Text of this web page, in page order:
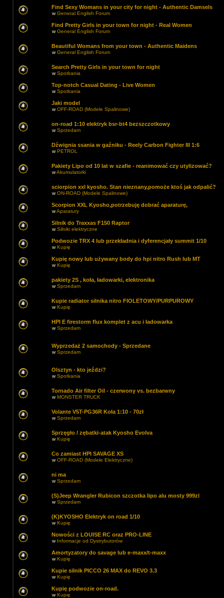
Find Sexy Womans in your city for night - Authentic Damsels
wGeneral English Forum
Find Pretty Girls in your town for night - Real Women
wGeneral English Forum
Beautiful Womans from your town - Authentic Maidens
wGeneral English Forum
Search Pretty Girls in your town for night
wSpotkania
Top-notch Сasual Dating - Live Women
wSpotkania
Jaki model
wOFF-ROAD (Modele Spalinowe)
on-road 1:10 elektryk bsr-bt4 bezszczotkowy
wSprzedam
Dźwignia ssania w gaźniku - Reely Carbon Fighter III 1:6
wPETROL
Pakiety Lipo od 10 lat w szafie - reanimować czy utylizować?
wAkumulatorki
sciorpion xxl kyosho. Stan nieznany,pomoże ktoś jak odpalić?
wON-ROAD (Modele Spalinowe)
Scorpion XXL Kyosho,potrzebuję dobrać aparaturę,
wAparatury
Silnik do Traxxas F150 Raptor
wSilniki elektryczne
Podwozie TRX 4 lub przekładnia i dyferencjały summit 1/10
wKupię
Kupię nowy lub używany body do hpi nitro Rush lub MT
wKupię
pakiety 2S , koła, ładowarki, elektronika
wSprzedam
Kupie radiator silnika nitro FIOLETOWY/PURPUROWY
wKupię
HPI E firestorm flux komplet z acu i ładowarka
wSprzedam
Wyprzedaż 2 samochody - Sprzedane
wSprzedam
Olsztyn - kto jeździ?
wSpotkania
Tornado Air filter Oil - czerwony vs. bezbarwny
wMONSTER TRUCK
Volante V5T-PG36R Koła 1:10 - 70zł
wSprzedam
Sprzęgło / zębatki-atak Kyosho Evolva
wKupię
Co zamiast HPI SAVAGE XS
wOFF-ROAD (Modele Elektryczne)
ni ma
wSprzedam
(S)Jeep Wrangler Rubicon szczotka lipo alu mosty 999zl
wSprzedam
(K)KYOSHO Elektryk on road 1/10
wKupię
Nowości z LOUISE RC oraz PRO-LINE
w Informacje od Dystrybutorów
Amortyzatory do savage lub e-maxx/t-maxx
wKupię
Kupie silnik PICCO 26 MAX do REVO 3.3
wKupię
Kupię podwozie on-road.
wKupię